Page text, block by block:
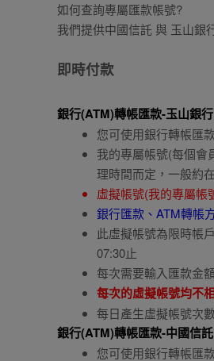
如何查詢專屬匯款帳號?
我們提供中國信託 與 玉山銀
即時付款
銀行(ATM)轉帳匯款-玉山銀行
您可使用銀行轉帳匯
我的專屬帳號(每個會
理時間而定，一般約
虛擬帳號(我的專屬帳
銀行匯款、ATM轉帳
此虛擬帳號為限時帳
07:30止
每次需要輸入匯款金
每次的虛擬帳號均不
每日產生虛擬帳號次
銀行(ATM)轉帳匯款-中國信託
您可使用銀行轉帳匯